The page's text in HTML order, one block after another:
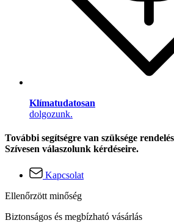
Klímatudatosan
dolgozunk.
További segítségre van szüksége
Szívesen válaszolunk kérdéseire.
Kapcsolat
Ellenőrzött minőség
Biztonságos és megbízható vásárlás